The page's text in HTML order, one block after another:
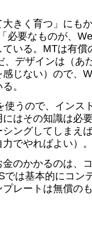
きく育つ」にも
必要なものが、
いる。MTは有償
、デザインは（あ
じない）ので、
。
使うので、インス
はその知識は必
ングしてしまえ
でやればよい）
のかかるのは、
では基本的にコン
レートは無償の